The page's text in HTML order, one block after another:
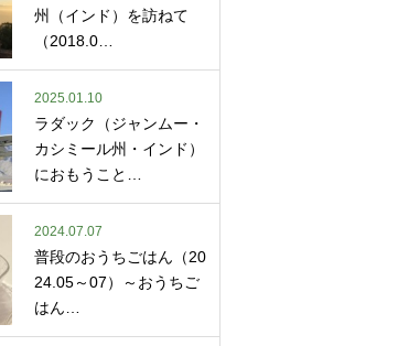
州（インド）を訪ねて
（2018.0…
2025.01.10
ラダック（ジャンムー・
カシミール州・インド）
におもうこと…
2024.07.07
普段のおうちごはん（20
24.05～07）～おうちご
はん…